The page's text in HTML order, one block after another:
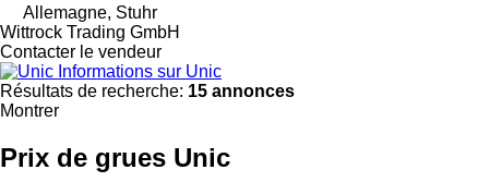
Allemagne, Stuhr
Wittrock Trading GmbH
Contacter le vendeur
Informations sur Unic
Résultats de recherche: 15 annonces
Montrer
Prix de grues Unic